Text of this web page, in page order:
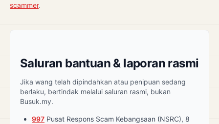
scammer.
Saluran bantuan & laporan rasmi
Jika wang telah dipindahkan atau penipuan sedang
berlaku, bertindak melalui saluran rasmi, bukan
Busuk.my.
997 Pusat Respons Scam Kebangsaan (NSRC), 8